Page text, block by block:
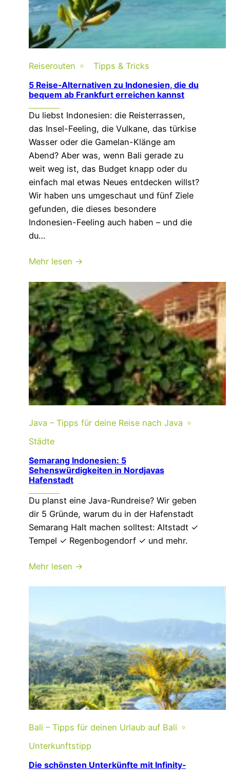
Reiserouten Tipps & Tricks
5 Reise-Alternativen zu Indonesien, die du
bequem ab Frankfurt erreichen kannst
Du liebst Indonesien: die Reisterrassen,
das Insel-Feeling, die Vulkane, das türkise
Wasser oder die Gamelan-Klänge am
Abend? Aber was, wenn Bali gerade zu
weit weg ist, das Budget knapp oder du
einfach mal etwas Neues entdecken willst?
Wir haben uns umgeschaut und fünf Ziele
gefunden, die dieses besondere
Indonesien-Feeling auch haben – und die
du…
Mehr lesen →
Java – Tipps für deine Reise nach Java
Städte
Semarang Indonesien: 5
Sehenswürdigkeiten in Nordjavas
Hafenstadt
Du planst eine Java-Rundreise? Wir geben
dir 5 Gründe, warum du in der Hafenstadt
Semarang Halt machen solltest: Altstadt ✓
Tempel ✓ Regenbogendorf ✓ und mehr.
Mehr lesen →
Bali – Tipps für deinen Urlaub auf Bali
Unterkunftstipp
Die schönsten Unterkünfte mit Infinity-